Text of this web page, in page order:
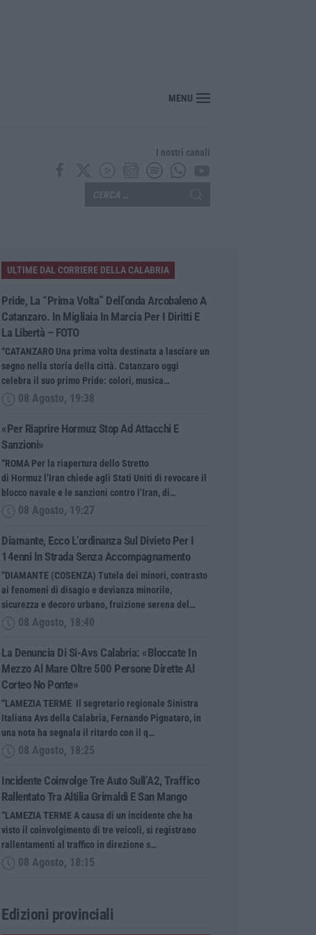
ecco l’ordinanza sul divieto per i 14enni in strada senza accompagnamento
MENU
I nostri canali
ULTIME DAL CORRIERE DELLA CALABRIA
Pride, La “prima Volta” Dell’onda Arcobaleno A
Catanzaro. In Migliaia In Marcia Per I Diritti E
La Libertà – FOTO
“CATANZARO Una prima volta destinata a lasciare un
segno nella storia della città. Catanzaro oggi
celebra il suo primo Pride: colori, musica…
08 Agosto, 19:38
«Per Riaprire Hormuz Stop Ad Attacchi E
Sanzioni»
“ROMA Per la riapertura dello Stretto
di Hormuz l’Iran chiede agli Stati Uniti di revocare il
blocco navale e le sanzioni contro l’Iran, di…
08 Agosto, 19:27
Diamante, Ecco L’ordinanza Sul Divieto Per I
14enni In Strada Senza Accompagnamento
“DIAMANTE (COSENZA) Tutela dei minori, contrasto
ai fenomeni di disagio e devianza minorile,
sicurezza e decoro urbano, fruizione serena del…
08 Agosto, 18:40
La Denuncia Di Si-Avs Calabria: «Bloccate In
Mezzo Al Mare Oltre 500 Persone Dirette Al
Corteo No Ponte»
“LAMEZIA TERME Il segretario regionale Sinistra
Italiana Avs della Calabria, Fernando Pignataro, in
una nota ha segnala il ritardo con il q…
08 Agosto, 18:25
Incidente Coinvolge Tre Auto Sull’A2, Traffico
Rallentato Tra Altilia Grimaldi E San Mango
“LAMEZIA TERME A causa di un incidente che ha
visto il coinvolgimento di tre veicoli, si registrano
rallentamenti al traffico in direzione s…
08 Agosto, 18:15
Edizioni provinciali